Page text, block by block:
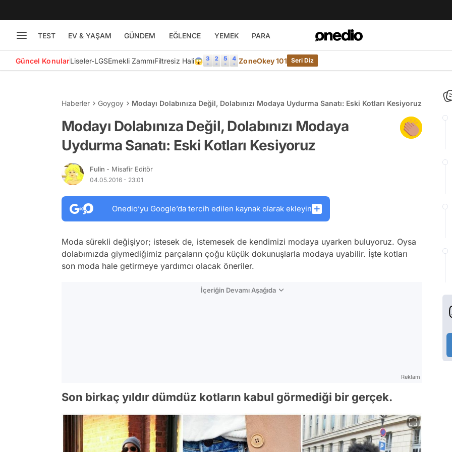
TEST EV & YAŞAM GÜNDEM EĞLENCE YEMEK PARA
Güncel KonularLiseler-LGSEmekli ZammıFiltresiz Hali😱 ZoneOkey 101 Seri Diz
Haberler Goygoy Modayı Dolabınıza Değil, Dolabınızı Modaya Uydurma Sanatı: Eski Kotları Kesiyoruz
Modayı Dolabınıza Değil, Dolabınızı Modaya
Uydurma Sanatı: Eski Kotları Kesiyoruz
Fulin - Misafir Editör
04.05.2016 - 23:01
Onedio’yu Google’da tercih edilen kaynak olarak ekleyin
Moda sürekli değişiyor; istesek de, istemesek de kendimizi modaya uyarken buluyoruz. Oysa
dolabımızda giymediğimiz parçaların çoğu küçük dokunuşlarla modaya uyabilir. İşte kotları
son moda hale getirmeye yardımcı olacak öneriler.
İçeriğin Devamı Aşağıda
Reklam
Son birkaç yıldır dümdüz kotların kabul görmediği bir gerçek.